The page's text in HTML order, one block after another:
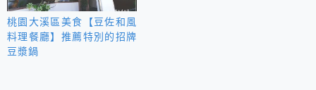
桃園大溪區美食【豆佐和風
料理餐廳】推薦特別的招牌
豆漿鍋